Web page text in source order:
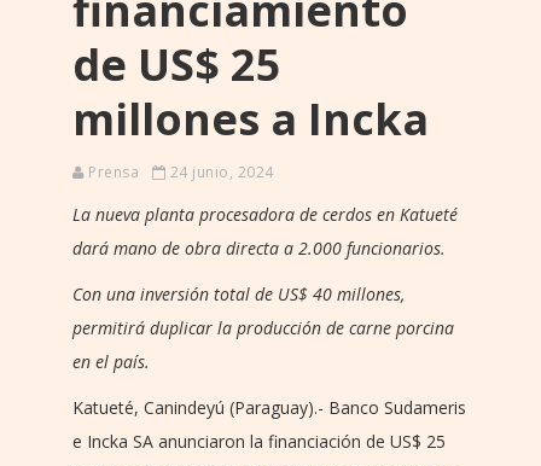
de US$ 25
millones a Incka
Prensa 24 junio, 2024
La nueva planta procesadora de cerdos en Katueté
dará mano de obra directa a 2.000 funcionarios.
Con una inversión total de US$ 40 millones,
permitirá duplicar la producción de carne porcina
en el país.
Katueté, Canindeyú (Paraguay).- Banco Sudameris
e Incka SA anunciaron la financiación de US$ 25